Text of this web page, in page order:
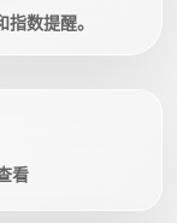
数提醒。
看